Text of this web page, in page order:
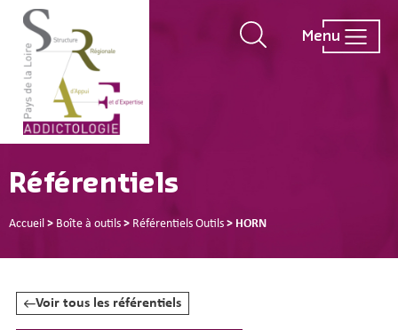
Menu
Référentiels
Accueil > Boîte à outils > Référentiels Outils > HORN
Voir tous les référentiels